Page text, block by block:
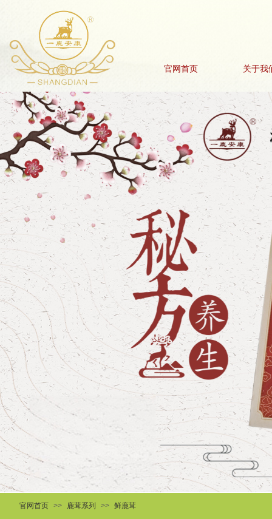
官网首页 >> 鹿茸系列 >> 鲜鹿茸
官网首页 关于我